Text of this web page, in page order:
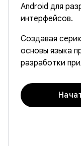
Android для
интерфейсов.
Создавая
основы языка
разработки